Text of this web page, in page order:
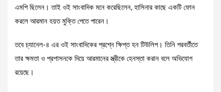
এমপি ছিলেন। তাই ওই সাংবাদিক মনে করেছিলেন, হাসিনার কাছে একটি ফোন
করলে আরমান হয়ত মুক্তি পেতে পারেন।
তবে চ্যানেল-৪ এর ওই সাংবাদিকের প্রশ্নে ক্ষিপ্ত হন টিউলিপ। তিনি পরবর্তীতে
তার ক্ষমতা ও প্রশাসনকে দিয়ে আরমানের স্ত্রীকে হেনস্তা করান বলে অভিযোগ
রয়েছে।